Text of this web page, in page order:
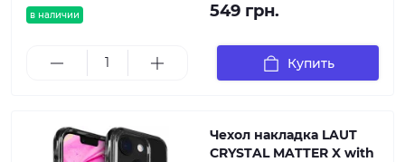
в наличии 549 грн.
Купить
Чехол накладка LAUT
CRYSTAL MATTER X with